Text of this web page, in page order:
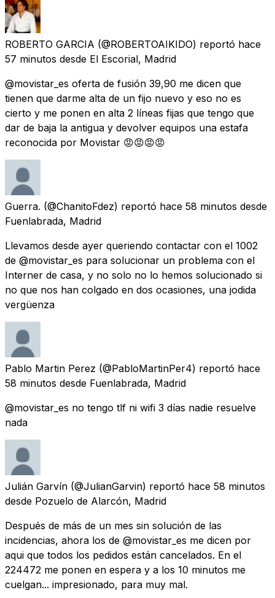
ROBERTO GARCIA (@ROBERTOAIKIDO) reportó hace
57 minutos desde El Escorial, Madrid
@movistar_es oferta de fusión 39,90 me dicen que
tienen que darme alta de un fijo nuevo y eso no es
cierto y me ponen en alta 2 líneas fijas que tengo que
dar de baja la antigua y devolver equipos una estafa
reconocida por Movistar 😡😡😡😡
Guerra. (@ChanitoFdez) reportó hace 58 minutos desde
Fuenlabrada, Madrid
Llevamos desde ayer queriendo contactar con el 1002
de @movistar_es para solucionar un problema con el
Interner de casa, y no solo no lo hemos solucionado si
no que nos han colgado en dos ocasiones, una jodida
vergüenza
Pablo Martin Perez (@PabloMartinPer4) reportó hace
58 minutos desde Fuenlabrada, Madrid
@movistar_es no tengo tlf ni wifi 3 días nadie resuelve
nada
Julián Garvín (@JulianGarvin) reportó hace 58 minutos
desde Pozuelo de Alarcón, Madrid
Después de más de un mes sin solución de las
incidencias, ahora los de @movistar_es me dicen por
aqui que todos los pedidos están cancelados. En el
224472 me ponen en espera y a los 10 minutos me
cuelgan... impresionado, para muy mal.